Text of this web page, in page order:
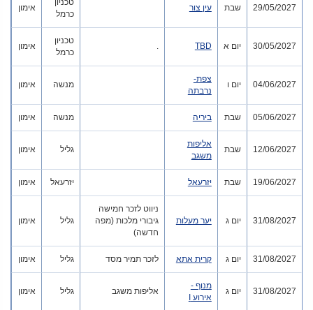
29/05/2027 שבת עין צור
טכניון
כרמל
אימון
30/05/2027 יום א TBD
.
טכניון
כרמל
אימון
04/06/2027 יום ו
צפת-
נרבתה
מנשה אימון
05/06/2027 שבת ביריה מנשה אימון
12/06/2027 שבת
אליפות
משגב
גליל אימון
19/06/2027 שבת יזרעאל יזרעאל אימון
31/08/2027 יום ג יער מעלות
ניווט לזכר חמישה
גיבורי מלכות (מפה
חדשה)
גליל אימון
31/08/2027 יום ג קרית אתא לזכר תמיר מסד גליל אימון
31/08/2027 יום ג
מנוף -
אירוע I
אליפות משגב גליל אימון